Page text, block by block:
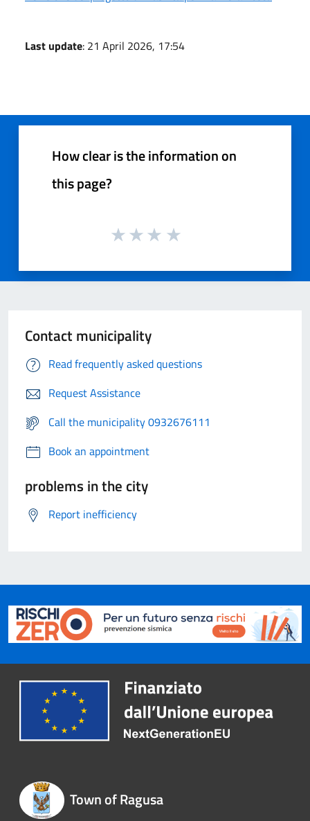
Last update: 21 April 2026, 17:54
How clear is the information on
this page?
Contact municipality
Read frequently asked questions
Request Assistance
Call the municipality 0932676111
Book an appointment
problems in the city
Report inefficiency
Town of Ragusa